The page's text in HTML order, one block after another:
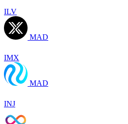
ILV
MAD
IMX
MAD
INJ